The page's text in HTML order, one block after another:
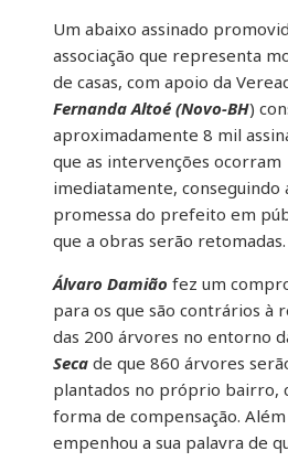
Um abaixo assinado
associação que representa
de casas, com apoio da
Fernanda Altoé (Novo-BH)
aproximadamente 8 mil
que as intervenções ocorram
imediatamente, conseguindo
promessa do prefeito em
que a obras serão retomadas.
Álvaro Damião fez um
para os que são contrários à
das 200 árvores no entorno
Seca de que 860 árvores
plantados no próprio bairro,
forma de compensação. Além
empenhou a sua palavra de